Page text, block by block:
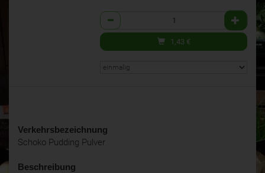
Anzahl
1,43 €
Verkehrsbezeichnung
Schoko Pudding Pulver
Beschreibung